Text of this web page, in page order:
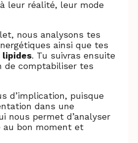
leur réalité, leur mode
nous analysons tes
ainsi que tes
lipides. Tu suivras ensuite
de comptabiliser tes
d’implication, puisque
dans une
nous permet d’analyser
au bon moment et